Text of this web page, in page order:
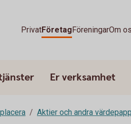
PrivatFöretagFöreningarOm
Er verksamhet
Aktier och andra